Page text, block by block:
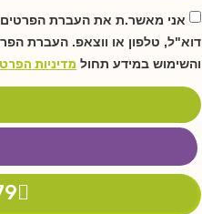
אני מאשר.ת את העברת הפרטים
דוא"ל, טלפון או ווצאפ. העברת
והשימוש במידע תחול מדיניות